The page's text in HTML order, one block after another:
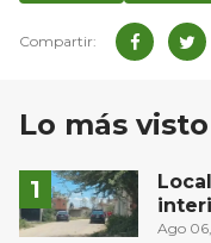
Lo más visto
Ago